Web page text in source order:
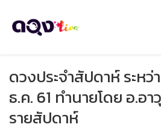
ดวงประจำสัปดาห์ ระหว่
ธ.ค. 61 ทำนายโดย อ.อ
รายสัปดาห์